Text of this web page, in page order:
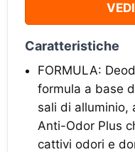
Caratteristiche
FORMULA:
formula a base
sali di alluminio,
Anti-Odor Plus
cattivi odori e